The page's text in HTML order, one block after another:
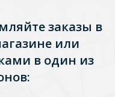
заказы в
или
в один из